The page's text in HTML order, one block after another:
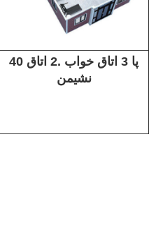
40 پا 3 اتاق خواب .2 اتاق
نشیمن